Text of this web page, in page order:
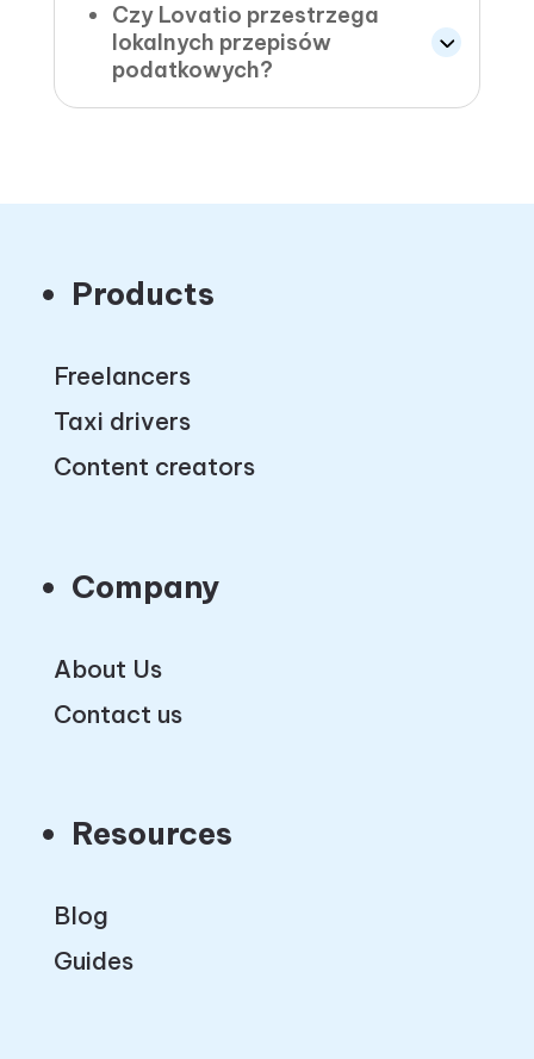
Czy Lovatio przestrzega
lokalnych przepisów
podatkowych?
Products
Freelancers
Taxi drivers
Content creators
Company
About Us
Contact us
Resources
Blog
Guides